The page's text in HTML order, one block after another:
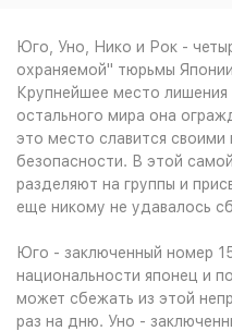
Юго, Уно, Нико и Рок -
охраняемой" тюрьмы
Крупнейшее место
остального мира она
это место славится
безопасности. В этой
разделяют на группы и
еще никому не удавалось
Юго - заключенный номер
национальности японец и
может сбежать из этой
раз на дню. Уно -